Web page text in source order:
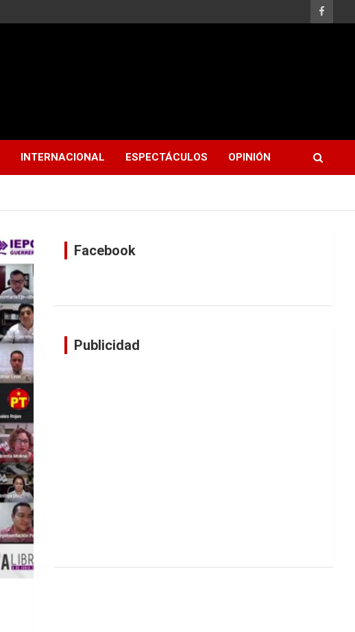
INTERNACIONAL ESPECTÁCULOS OPINIÓN
Facebook
Publicidad